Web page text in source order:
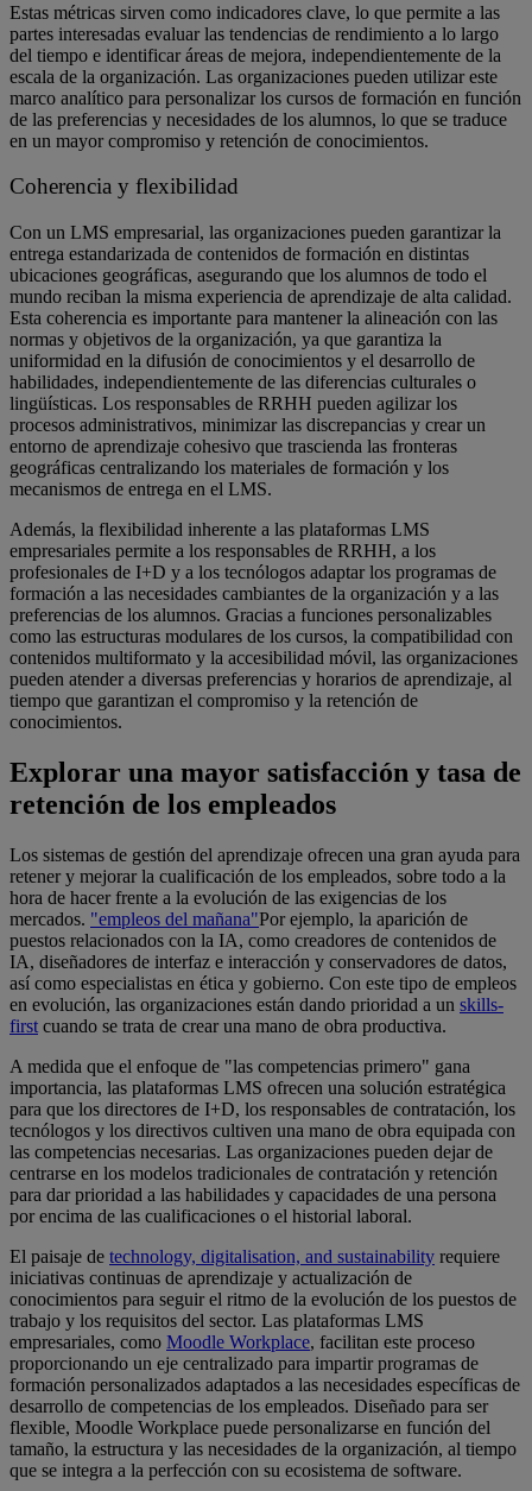
Estas métricas sirven como indicadores clave, lo que permite a las
partes interesadas evaluar las tendencias de rendimiento a lo largo
del tiempo e identificar áreas de mejora, independientemente de la
escala de la organización. Las organizaciones pueden utilizar este
marco analítico para personalizar los cursos de formación en función
de las preferencias y necesidades de los alumnos, lo que se traduce
en un mayor compromiso y retención de conocimientos.
Coherencia y flexibilidad
Con un LMS empresarial, las organizaciones pueden garantizar la
entrega estandarizada de contenidos de formación en distintas
ubicaciones geográficas, asegurando que los alumnos de todo el
mundo reciban la misma experiencia de aprendizaje de alta calidad.
Esta coherencia es importante para mantener la alineación con las
normas y objetivos de la organización, ya que garantiza la
uniformidad en la difusión de conocimientos y el desarrollo de
habilidades, independientemente de las diferencias culturales o
lingüísticas. Los responsables de RRHH pueden agilizar los
procesos administrativos, minimizar las discrepancias y crear un
entorno de aprendizaje cohesivo que trascienda las fronteras
geográficas centralizando los materiales de formación y los
mecanismos de entrega en el LMS.
Además, la flexibilidad inherente a las plataformas LMS
empresariales permite a los responsables de RRHH, a los
profesionales de I+D y a los tecnólogos adaptar los programas de
formación a las necesidades cambiantes de la organización y a las
preferencias de los alumnos. Gracias a funciones personalizables
como las estructuras modulares de los cursos, la compatibilidad con
contenidos multiformato y la accesibilidad móvil, las organizaciones
pueden atender a diversas preferencias y horarios de aprendizaje, al
tiempo que garantizan el compromiso y la retención de
conocimientos.
Explorar una mayor satisfacción y tasa de
retención de los empleados
Los sistemas de gestión del aprendizaje ofrecen una gran ayuda para
retener y mejorar la cualificación de los empleados, sobre todo a la
hora de hacer frente a la evolución de las exigencias de los
mercados. "empleos del mañana"Por ejemplo, la aparición de
puestos relacionados con la IA, como creadores de contenidos de
IA, diseñadores de interfaz e interacción y conservadores de datos,
así como especialistas en ética y gobierno. Con este tipo de empleos
en evolución, las organizaciones están dando prioridad a un skills-
first cuando se trata de crear una mano de obra productiva.
A medida que el enfoque de "las competencias primero" gana
importancia, las plataformas LMS ofrecen una solución estratégica
para que los directores de I+D, los responsables de contratación, los
tecnólogos y los directivos cultiven una mano de obra equipada con
las competencias necesarias. Las organizaciones pueden dejar de
centrarse en los modelos tradicionales de contratación y retención
para dar prioridad a las habilidades y capacidades de una persona
por encima de las cualificaciones o el historial laboral.
El paisaje de technology, digitalisation, and sustainability requiere
iniciativas continuas de aprendizaje y actualización de
conocimientos para seguir el ritmo de la evolución de los puestos de
trabajo y los requisitos del sector. Las plataformas LMS
empresariales, como Moodle Workplace, facilitan este proceso
proporcionando un eje centralizado para impartir programas de
formación personalizados adaptados a las necesidades específicas de
desarrollo de competencias de los empleados. Diseñado para ser
flexible, Moodle Workplace puede personalizarse en función del
tamaño, la estructura y las necesidades de la organización, al tiempo
que se integra a la perfección con su ecosistema de software.